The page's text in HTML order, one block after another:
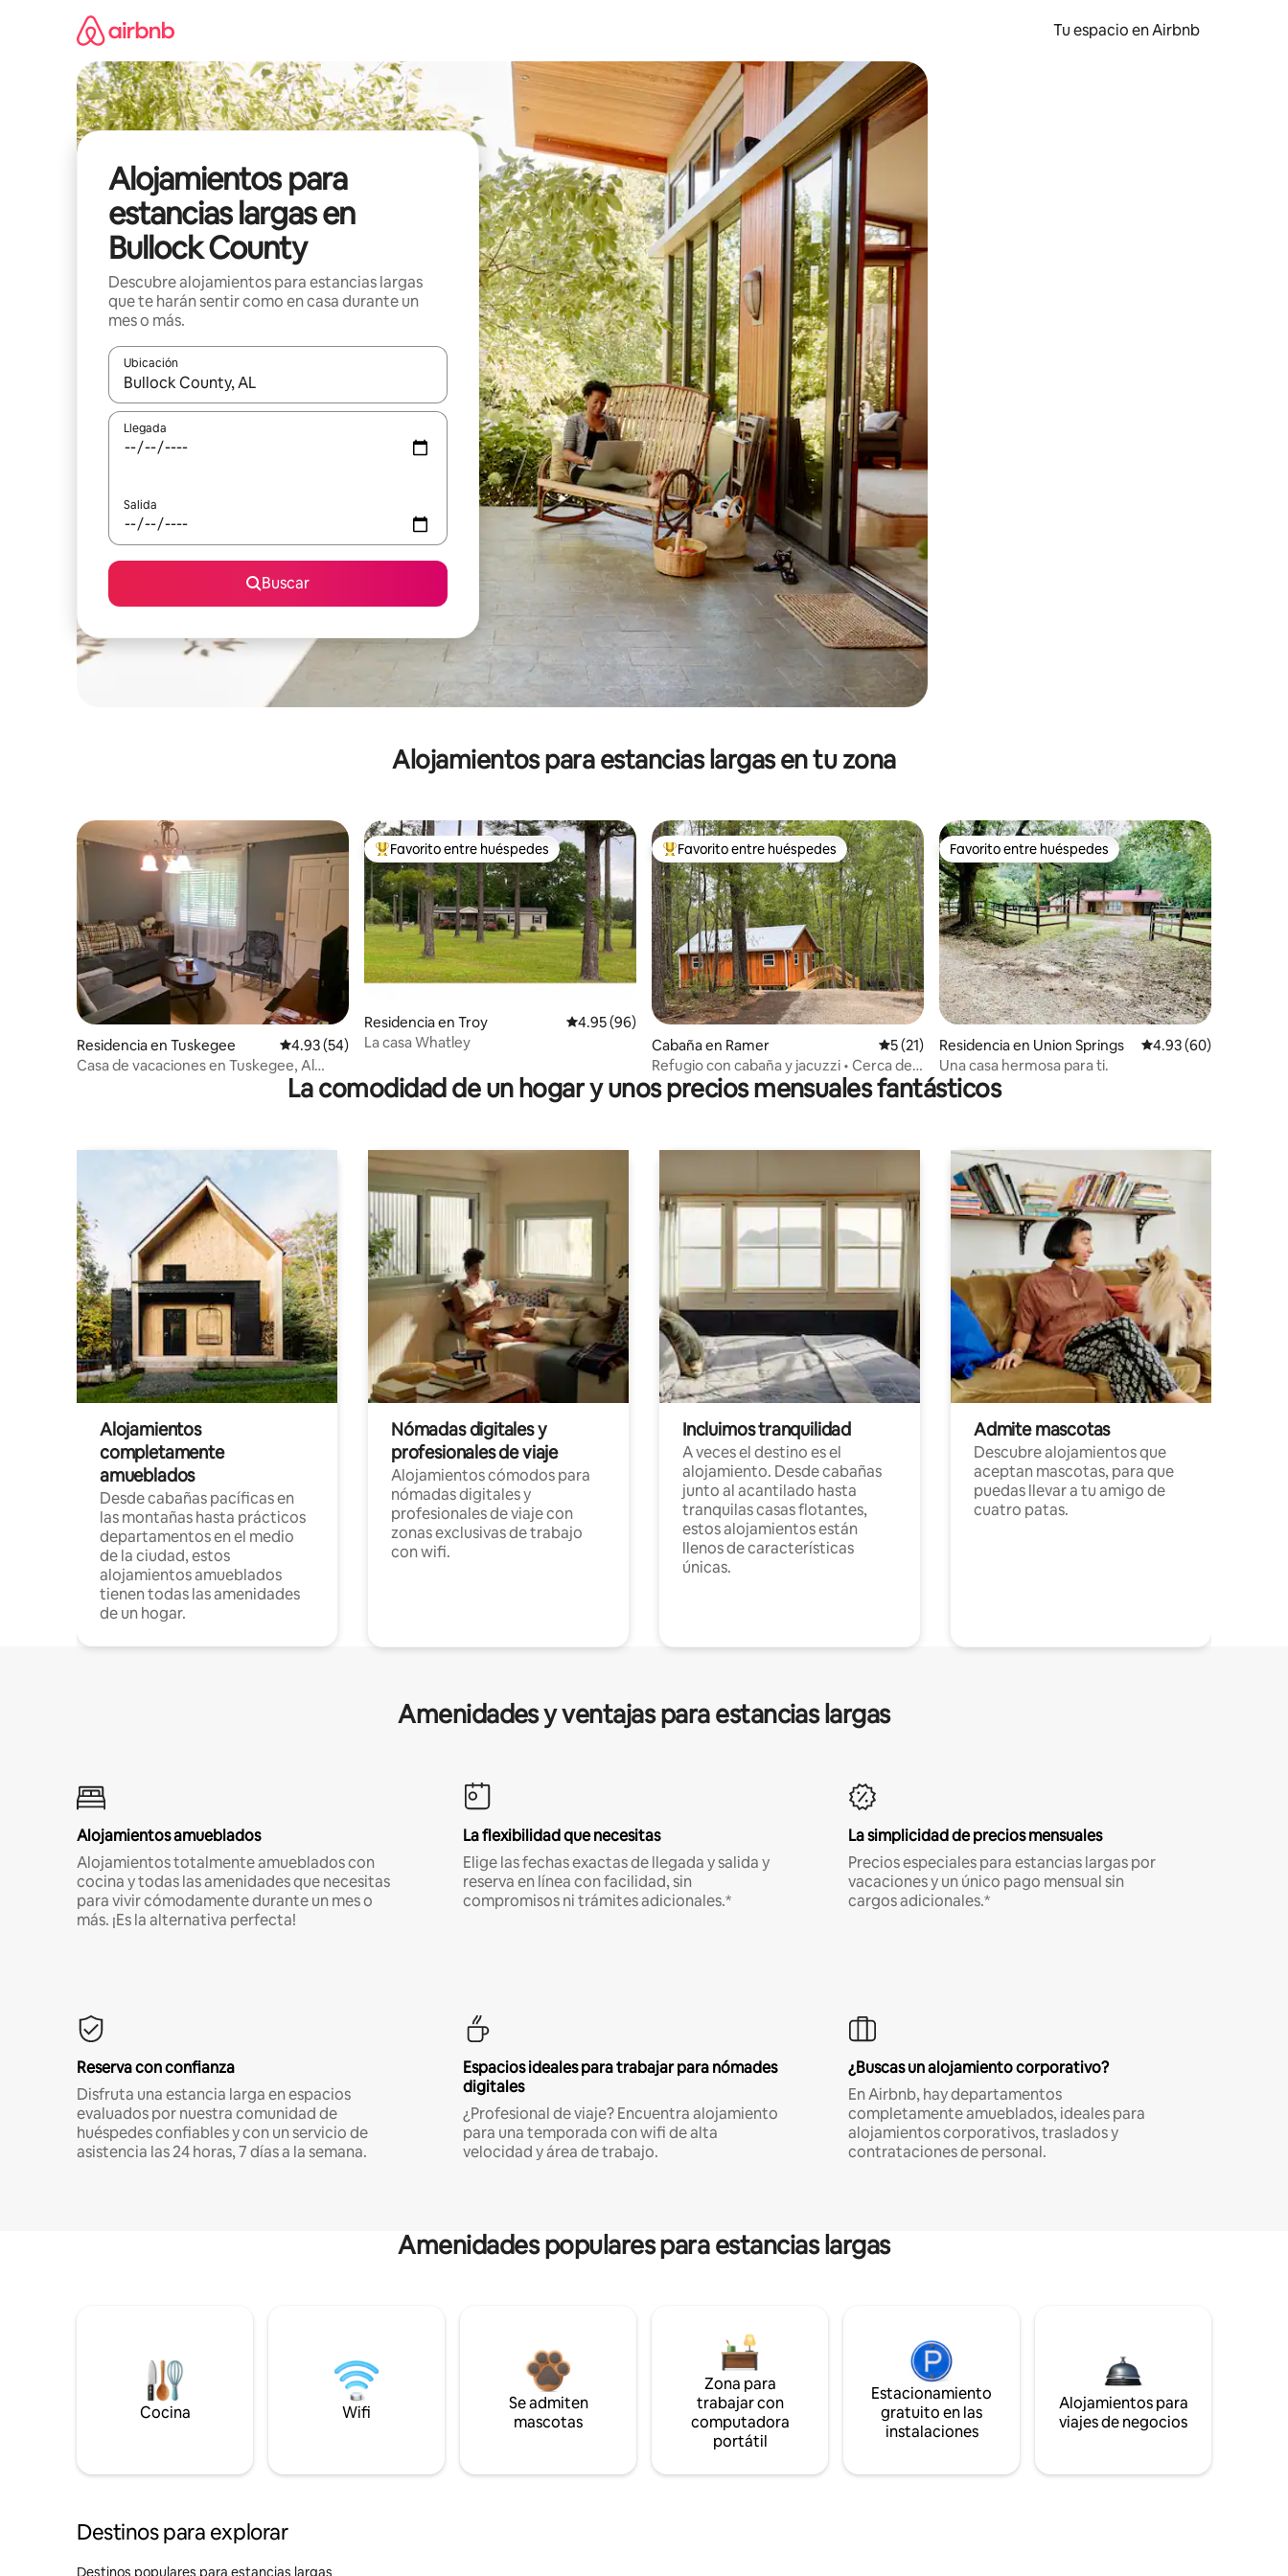
Tu espacio en Airbnb
Alojamientos para
estancias largas en
Bullock County
Descubre alojamientos para estancias largas
que te harán sentir como en casa durante un
mes o más.
Ubicación
Cuando los resultados estén disponibles, podrás navegar usando las teclas de las flechas hacia arriba y hacia abajo, o bien tocando y deslizando la pantalla.
Llegada
Salida
Buscar
Alojamientos para estancias largas en tu zona
Residencia en Tuskegee Calificación promedio: 4.93 de 5; 54 evaluaciones
4.93 (54)
Casa de vacaciones en Tuskegee, Al
De los mejores en Favorito entre huéspedes
Favorito entre huéspedes
Residencia en Troy Calificación promedio: 4.95 de 5; 96 evaluaciones
4.95 (96)
La casa Whatley
De los mejores en Favorito entre huéspedes
Favorito entre huéspedes
Cabaña en Ramer Calificación promedio: 5 de 5; 21 evaluaciones
5 (21)
Refugio con cabaña y jacuzzi • Cerca de
Montgomery y Troy
Favorito entre huéspedes
Favorito entre huéspedes
Residencia en Union Springs Calificación
4.93 (60)
Una casa hermosa para ti.
La comodidad de un hogar y unos precios mensuales fantásticos
Alojamientos
completamente
amueblados
Desde cabañas pacíficas en
las montañas hasta prácticos
departamentos en el medio
de la ciudad, estos
alojamientos amueblados
tienen todas las amenidades
de un hogar.
Nómadas digitales y
profesionales de viaje
Alojamientos cómodos para
nómadas digitales y
profesionales de viaje con
zonas exclusivas de trabajo
con wifi.
Incluimos tranquilidad
A veces el destino es el
alojamiento. Desde cabañas
junto al acantilado hasta
tranquilas casas flotantes,
estos alojamientos están
llenos de características
únicas.
Admite mascotas
Descubre alojamientos que
aceptan mascotas, para que
puedas llevar a tu amigo de
cuatro patas.
Amenidades y ventajas para estancias largas
Alojamientos amueblados
Alojamientos totalmente amueblados con
cocina y todas las amenidades que necesitas
para vivir cómodamente durante un mes o
más. ¡Es la alternativa perfecta!
La flexibilidad que necesitas
Elige las fechas exactas de llegada y salida y
reserva en línea con facilidad, sin
compromisos ni trámites adicionales.*
La simplicidad de precios mensuales
Precios especiales para estancias largas por
vacaciones y un único pago mensual sin
cargos adicionales.*
Reserva con confianza
Disfruta una estancia larga en espacios
evaluados por nuestra comunidad de
huéspedes confiables y con un servicio de
asistencia las 24 horas, 7 días a la semana.
Espacios ideales para trabajar para nómades
digitales
¿Profesional de viaje? Encuentra alojamiento
para una temporada con wifi de alta
velocidad y área de trabajo.
¿Buscas un alojamiento corporativo?
En Airbnb, hay departamentos
completamente amueblados, ideales para
alojamientos corporativos, traslados y
contrataciones de personal.
Amenidades populares para estancias largas
Cocina Wifi
Se admiten
mascotas
Zona para
trabajar con
computadora
portátil
Estacionamiento
gratuito en las
instalaciones
Alojamientos para
viajes de negocios
Destinos para explorar
Destinos populares para estancias largas